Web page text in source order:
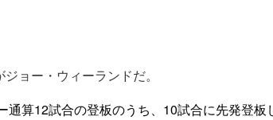
ョー・ウィーランドだ。
通算12試合の登板のうち、10試合に先発登